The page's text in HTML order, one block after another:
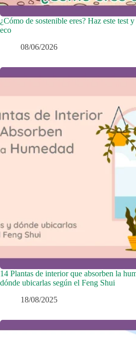
¿Cómo de sostenible eres? Haz este test
eco
08/06/2026
14 Plantas de interior que absorben la
dónde ubicarlas según el Feng Shui
18/08/2025